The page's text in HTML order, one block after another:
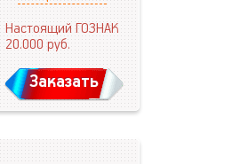
Настоящий ГОЗНАК
20.000руб.
Заказать